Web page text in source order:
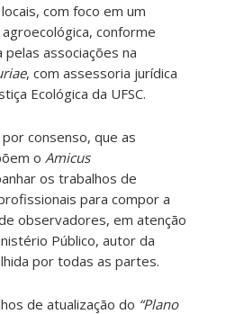
com foco em um
conforme
associações na
, com assessoria jurídica
Ecológica da UFSC.
consenso, que as
o Amicus
os trabalhos de
para compor a
observadores, em atenção
Público, autor da
por todas as partes.
de atualização do “Plano